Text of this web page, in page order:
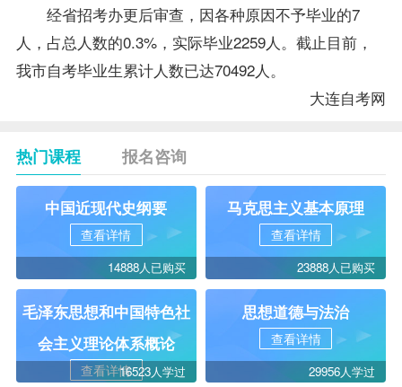
经省招考办更后审查，因各种原因不予毕业的7
人，占总人数的0.3%，实际毕业2259人。截止目前，
我市自考毕业生累计人数已达70492人。
大连自考网
热门课程 报名咨询
中国近现代史纲要
查看详情
14888人已购买
马克思主义基本原理
查看详情
23888人已购买
毛泽东思想和中国特色社
会主义理论体系概论
查看详情16523人学过
思想道德与法治
查看详情
29956人学过